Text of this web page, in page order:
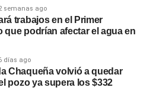
semanas ago
trabajos en el Primer
que podrían afectar el agua en
días ago
Chaqueña volvió a quedar
pozo ya supera los $332